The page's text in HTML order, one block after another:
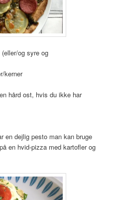
og syre og
kerner
hård ost, hvis du ikke har
en dejlig pesto man kan bruge
en hvid-pizza med kartofler og